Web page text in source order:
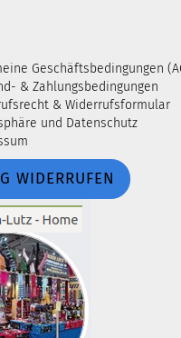
Geschäftsbedingungen
& Zahlungsbedingungen
& Widerrufsformular
und Datenschutz
WIDERRUFEN